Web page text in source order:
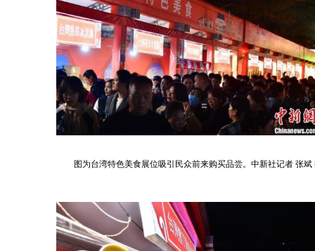
图为台湾特色美食展位吸引民众前来购买品尝。中新社记者 张斌